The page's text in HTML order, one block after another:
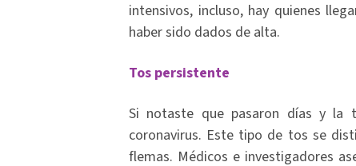
intensivos, incluso, hay quienes
haber sido dados de alta.
Tos persistente
Si notaste que pasaron días y la
coronavirus. Este tipo de tos se
flemas. Médicos e investigadores